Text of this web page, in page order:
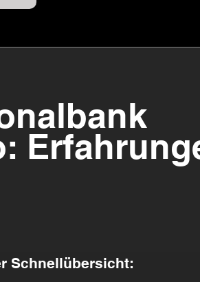
Schnellübersicht: